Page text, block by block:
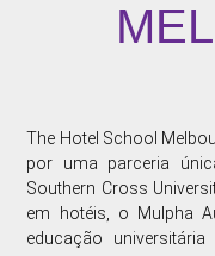
The Hotel School
por uma parceria
Southern Cross
em hotéis, o Mulpha
educação